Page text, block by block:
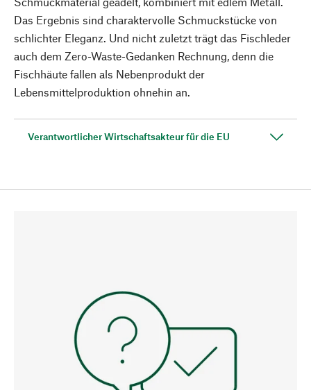
Das Ergebnis sind charaktervolle Schmuckstücke von
schlichter Eleganz. Und nicht zuletzt trägt das Fischleder
auch dem Zero-Waste-Gedanken Rechnung, denn die
Fischhäute fallen als Nebenprodukt der
Lebensmittelproduktion ohnehin an.
Verantwortlicher Wirtschaftsakteur für die EU